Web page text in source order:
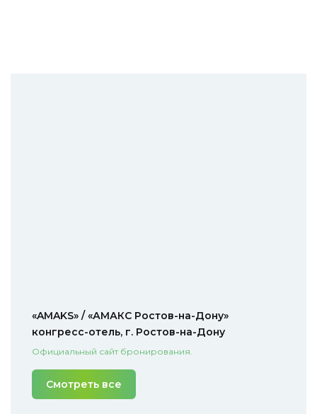
«AMAKS» / «АМАКС Ростов-на-Дону»
конгресс-отель, г. Ростов-на-Дону
Официальный сайт бронирования.
Смотреть все